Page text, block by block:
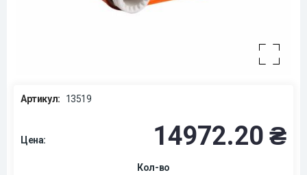
Артикул: 13519
Цена: 14972.20 ₴
Кол-во